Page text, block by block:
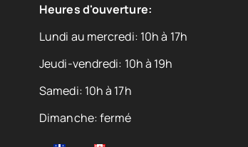
Heures d'ouverture:
Lundi au mercredi: 10h à 17h
Jeudi-vendredi: 10h à 19h
Samedi: 10h à 17h
Dimanche: fermé